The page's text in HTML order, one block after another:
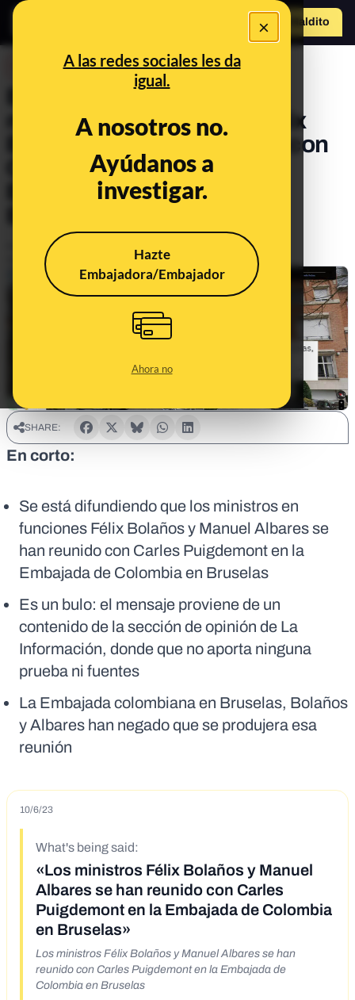
×
A las redes sociales les da
igual.
A nosotros no.
Ayúdanos a
investigar.
Hazte
Embajadora/Embajador
Ahora no
Hazte Maldito
El bulo de la reunión de los
ministros en funciones Félix
Bolaños y Manuel Albares con
Carles Puigdemont en la
Embajada de Colombia en
Publicado el
Actualizado el
Oct 6, 2023, 3:24:20 PM
SHARE:
En corto:
Se está difundiendo que los ministros en
funciones Félix Bolaños y Manuel Albares se
han reunido con Carles Puigdemont en la
Embajada de Colombia en Bruselas
Es un bulo: el mensaje proviene de un
contenido de la sección de opinión de La
Información, donde que no aporta ninguna
prueba ni fuentes
La Embajada colombiana en Bruselas, Bolaños
y Albares han negado que se produjera esa
reunión
10/6/23
What's being said:
«Los ministros Félix Bolaños y Manuel
Albares se han reunido con Carles
Puigdemont en la Embajada de Colombia
en Bruselas»
Los ministros Félix Bolaños y Manuel Albares se han
reunido con Carles Puigdemont en la Embajada de
Colombia en Bruselas